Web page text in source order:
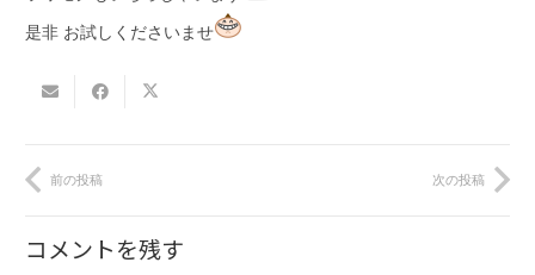
是非 お試しくださいませ
前の投稿 次の投稿
コメントを残す